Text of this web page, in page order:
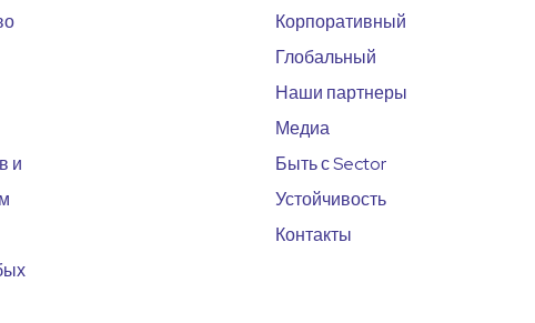
и
Корпоративный
Глобальный
Наши партнеры
Медиа
Быть с Sector
Устойчивость
Контакты